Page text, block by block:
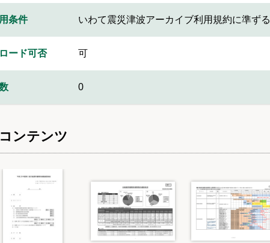
条件 いわて震災津波アーカイブ利用規約に準ずる
ード可否 可
0
ンテンツ